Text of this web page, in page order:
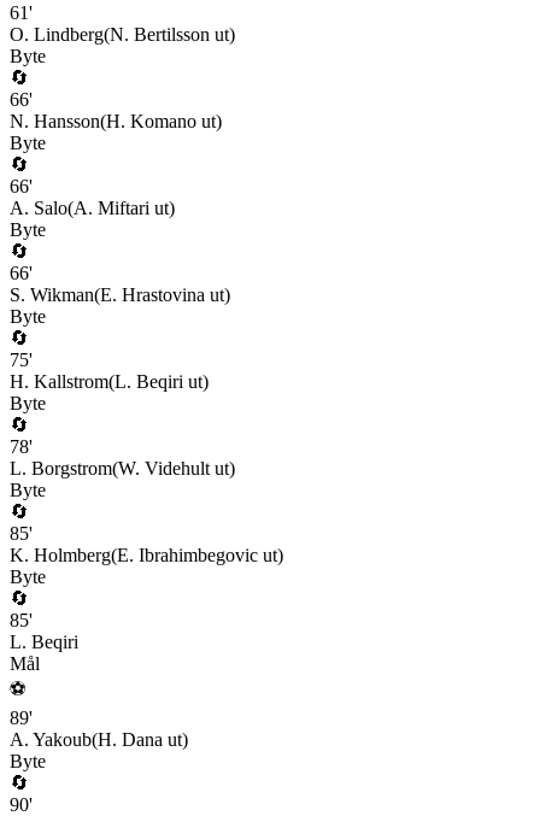
61'
O. Lindberg(N. Bertilsson ut)
Byte
🔄
66'
N. Hansson(H. Komano ut)
Byte
🔄
66'
A. Salo(A. Miftari ut)
Byte
🔄
66'
S. Wikman(E. Hrastovina ut)
Byte
🔄
75'
H. Kallstrom(L. Beqiri ut)
Byte
🔄
78'
L. Borgstrom(W. Videhult ut)
Byte
🔄
85'
K. Holmberg(E. Ibrahimbegovic ut)
Byte
🔄
85'
L. Beqiri
Mål
⚽
89'
A. Yakoub(H. Dana ut)
Byte
🔄
90'